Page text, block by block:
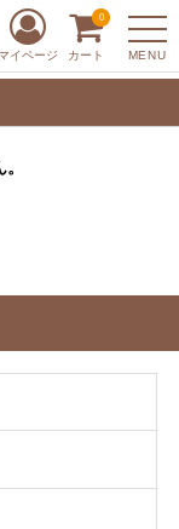
MENU
イページ カート
0